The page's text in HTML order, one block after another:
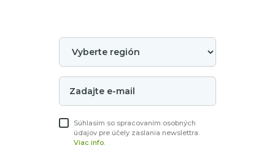
Súhlasím so spracovaním osobných
údajov pre účely zaslania newslettra.
Viac info.